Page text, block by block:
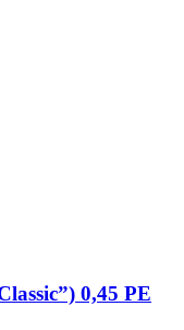
0,45 PE